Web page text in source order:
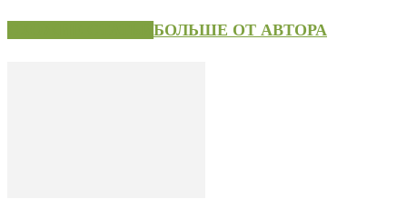
БОЛЬШЕ ОТ АВТОРА